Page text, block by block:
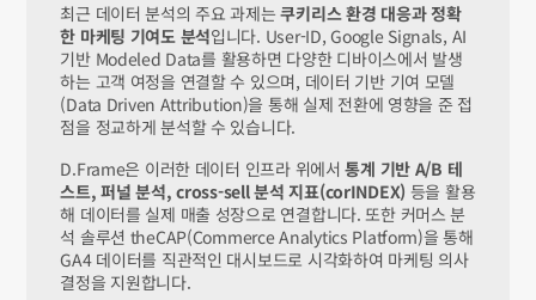
최근 데이터 분석의 주요 과제는 쿠키리스 환경 대응과 정확
한 마케팅 기여도 분석입니다. User-ID, Google Signals, AI
기반 Modeled Data를 활용하면 다양한 디바이스에서 발생
하는 고객 여정을 연결할 수 있으며, 데이터 기반 기여 모델
(Data Driven Attribution)을 통해 실제 전환에 영향을 준 접
점을 정교하게 분석할 수 있습니다.
D.Frame은 이러한 데이터 인프라 위에서 통계 기반 A/B 테
스트, 퍼널 분석, cross-sell 분석 지표(corINDEX) 등을 활용
해 데이터를 실제 매출 성장으로 연결합니다. 또한 커머스 분
석 솔루션 theCAP(Commerce Analytics Platform)을 통해
GA4 데이터를 직관적인 대시보드로 시각화하여 마케팅 의사
결정을 지원합니다.